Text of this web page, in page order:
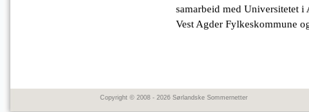
samarbeid med Universitetet i
Vest Agder Fylkeskommune
Copyright © 2008 - 2026 Sørlandske Sommernetter